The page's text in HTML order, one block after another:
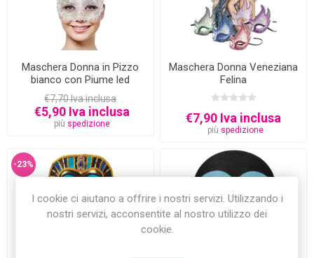
Maschera Donna in Pizzo
bianco con Piume led
€7,70 Iva inclusa
€5,90 Iva inclusa
più spedizione
Maschera Donna Veneziana
Felina
€7,90 Iva inclusa
più spedizione
-23%
I cookie ci aiutano a offrire i nostri servizi. Utilizzando i
nostri servizi, acconsentite al nostro utilizzo dei
cookie.